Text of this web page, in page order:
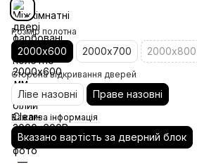
Розмір полотна
2000х600 2000х700 2000х800
Сторона відкривання дверей
Ліве назовні Праве назовні
Важлива інформація
Вказано вартість за дверний блок